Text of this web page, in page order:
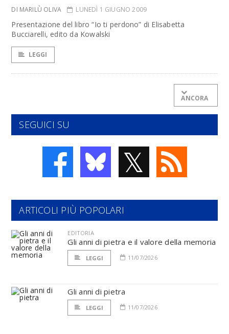
DI MARILÙ OLIVA LUNEDÌ 1 GIUGNO 2009
Presentazione del libro “Io ti perdono” di Elisabetta
Bucciarelli, edito da Kowalski
LEGGI
ANCORA
SEGUICI SU
𝕏
ARTICOLI PIÙ POPOLARI
EDITORIA
Gli anni di pietra e il valore della memoria
LEGGI 11/07/2026
Gli anni di pietra
LEGGI 11/07/2026